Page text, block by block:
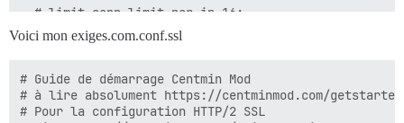
  # limit_conn limit_per_ip 16;
  # ssi  on;
error_log /home/nginx/domains/exiges.com/log/
include /usr/local/nginx/conf/autoprotect/
Voici mon exiges.com.conf.ssl
# Guide de démarrage Centmin Mod
# à lire absolument https://centminmod.com/
# Pour la configuration HTTP/2 SSL